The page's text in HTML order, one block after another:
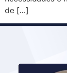
de […]